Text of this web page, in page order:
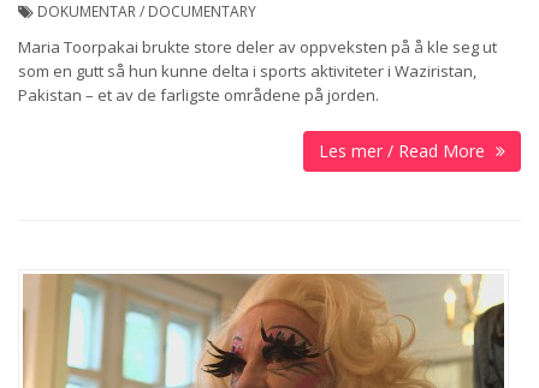
DOKUMENTAR / DOCUMENTARY
Maria Toorpakai brukte store deler av oppveksten på å kle seg ut
som en gutt så hun kunne delta i sports­ aktiviteter i Waziristan,
Pakistan – et av de farligste områdene på jorden.
Les mer / Read More